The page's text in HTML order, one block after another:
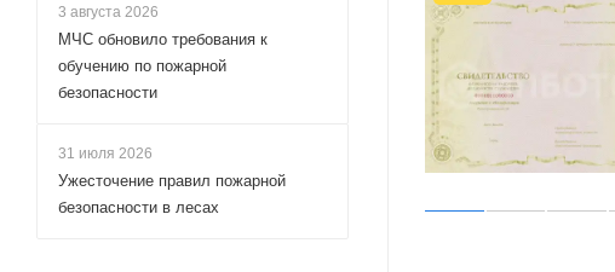
3 августа 2026
МЧС обновило требования к
обучению по пожарной
безопасности
31 июля 2026
Ужесточение правил пожарной
безопасности в лесах